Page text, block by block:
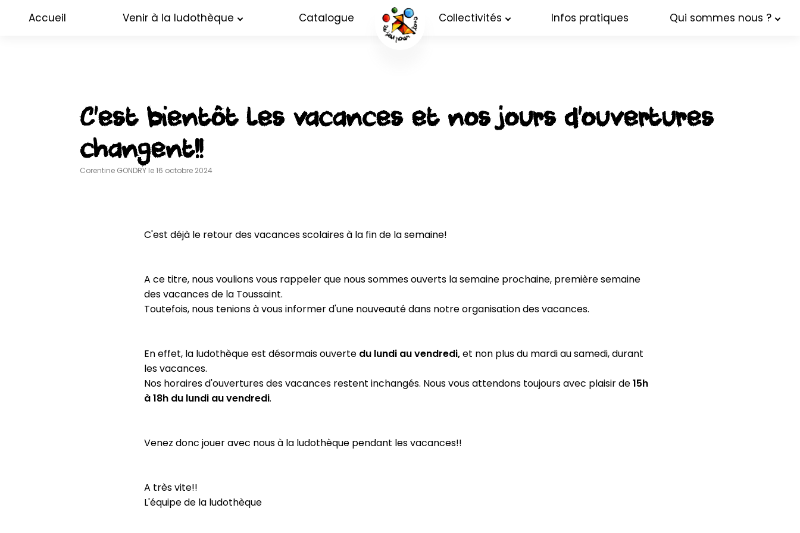
Accueil Venir à la ludothèque Catalogue Collectivités Infos pratiques Qui sommes nous ?
C’est bientôt les vacances et nos jours d’ouvertures
changent!!
Corentine GONDRY le 16 octobre 2024
C'est déjà le retour des vacances scolaires à la fin de la semaine!
A ce titre, nous voulions vous rappeler que nous sommes ouverts la semaine prochaine, première semaine
des vacances de la Toussaint.
Toutefois, nous tenions à vous informer d'une nouveauté dans notre organisation des vacances.
En effet, la ludothèque est désormais ouverte du lundi au vendredi, et non plus du mardi au samedi, durant
les vacances.
Nos horaires d'ouvertures des vacances restent inchangés. Nous vous attendons toujours avec plaisir de 15h
à 18h du lundi au vendredi.
Venez donc jouer avec nous à la ludothèque pendant les vacances!!
A très vite!!
L'équipe de la ludothèque